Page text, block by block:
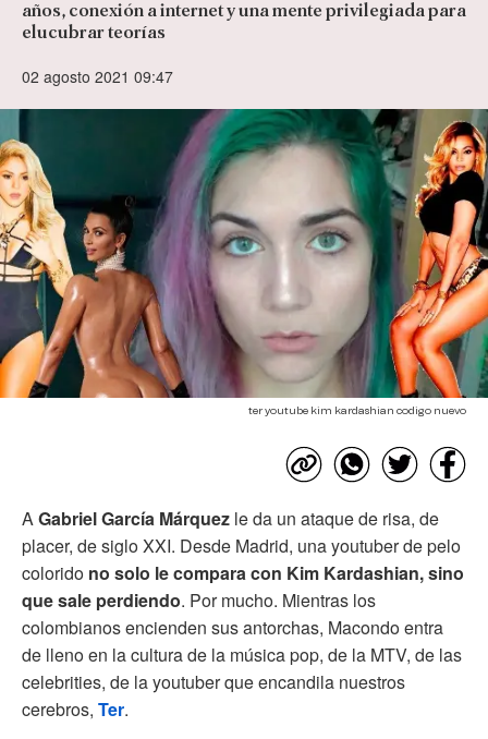
años, conexión a internet y una mente privilegiada para
elucubrar teorías
02 agosto 2021 09:47
ter youtube kim kardashian codigo nuevo
AGabriel García Márquez le da un ataque de risa, de
placer, de siglo XXI. Desde Madrid, una youtuber de pelo
colorido no solo le compara con Kim Kardashian, sino
que sale perdiendo. Por mucho. Mientras los
colombianos encienden sus antorchas, Macondo entra
de lleno en la cultura de la música pop, de la MTV, de las
celebrities, de la youtuber que encandila nuestros
cerebros, Ter.